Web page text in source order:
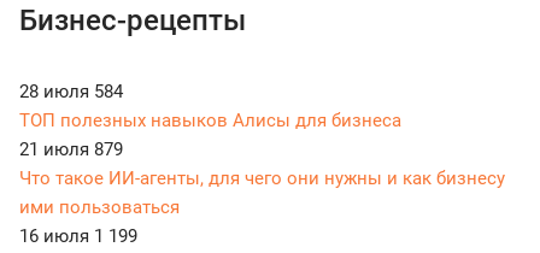
Бизнес-рецепты
28 июля 584
ТОП полезных навыков Алисы для бизнеса
21 июля 879
Что такое ИИ-агенты, для чего они нужны и как бизнесу
ими пользоваться
16 июля 1 199